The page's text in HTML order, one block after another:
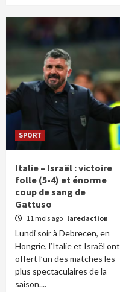
SPORT
Italie – Israël : victoire
folle (5-4) et énorme
coup de sang de
Gattuso
11 mois ago laredaction
Lundi soir à Debrecen, en
Hongrie, l’Italie et Israël ont
offert l’un des matches les
plus spectaculaires de la
saison....